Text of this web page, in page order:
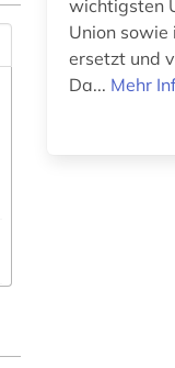
wichtigsten
Union sowie
ersetzt und
Da... Mehr